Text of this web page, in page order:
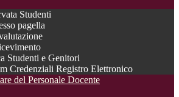
Studenti
pagella
Studenti e Genitori
Credenziali Registro Elettronico
del Personale Docente